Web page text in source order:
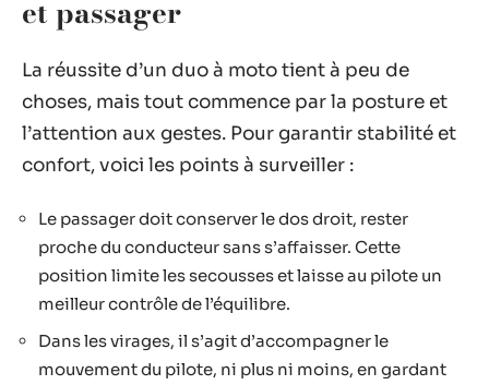
et passager
La réussite d’un duo à moto tient à peu de
choses, mais tout commence par la posture et
l’attention aux gestes. Pour garantir stabilité et
confort, voici les points à surveiller :
Le passager doit conserver le dos droit, rester
proche du conducteur sans s’affaisser. Cette
position limite les secousses et laisse au pilote un
meilleur contrôle de l’équilibre.
Dans les virages, il s’agit d’accompagner le
mouvement du pilote, ni plus ni moins, en gardant